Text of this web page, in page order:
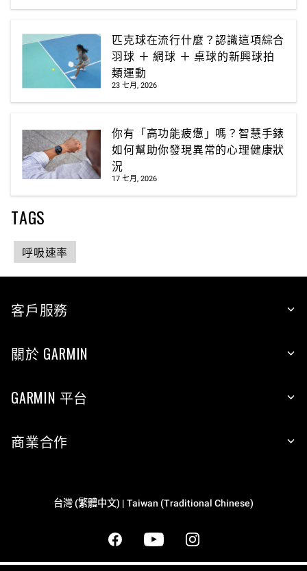
匹克球在流行什麼？認識這項綜合
羽球 ＋ 網球 ＋ 桌球的新興球拍
類運動
23 七月, 2026
你有「高功能疲憊」嗎？智慧手錶
如何幫助你發現異常的心理健康狀
況
17 七月, 2026
TAGS
呼吸速率
客戶服務
關於 GARMIN
GARMIN 平台
商業合作
台灣 (繁體中文) | Taiwan (Traditional Chinese)